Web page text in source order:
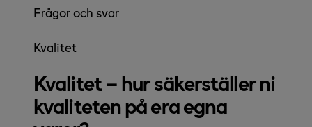
Frågor och svar
Kvalitet
Kvalitet – hur säkerställer ni
kvaliteten på era egna